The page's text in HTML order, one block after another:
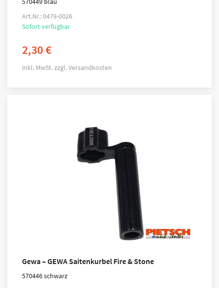
Art.Nr.: 0479-0026
Sofort verfügbar
2,30€
inkl. MwSt.zzgl.Versandkosten
Gewa – GEWA Saitenkurbel Fire & Stone
570446 schwarz